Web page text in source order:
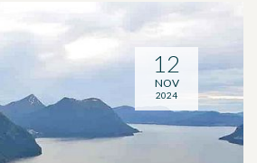
12
NOV
2024